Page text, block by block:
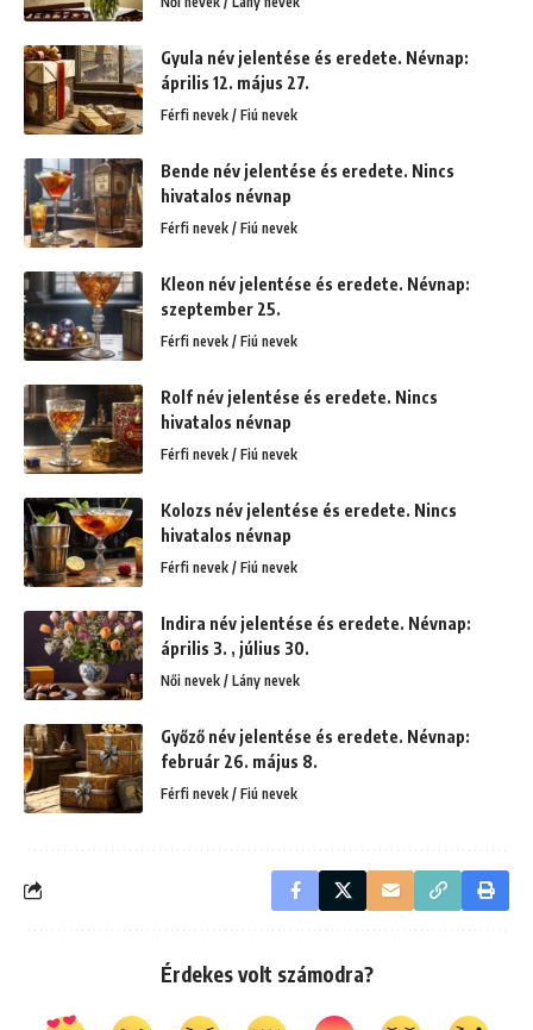
Gyula név jelentése és eredete. Névnap:
április 12. május 27.
Férfi nevek / Fiú nevek
Bende név jelentése és eredete. Nincs
hivatalos névnap
Férfi nevek / Fiú nevek
Kleon név jelentése és eredete. Névnap:
szeptember 25.
Férfi nevek / Fiú nevek
Rolf név jelentése és eredete. Nincs
hivatalos névnap
Férfi nevek / Fiú nevek
Kolozs név jelentése és eredete. Nincs
hivatalos névnap
Férfi nevek / Fiú nevek
Indira név jelentése és eredete. Névnap:
április 3. , július 30.
Női nevek / Lány nevek
Győző név jelentése és eredete. Névnap:
február 26. május 8.
Férfi nevek / Fiú nevek
Érdekes volt számodra?